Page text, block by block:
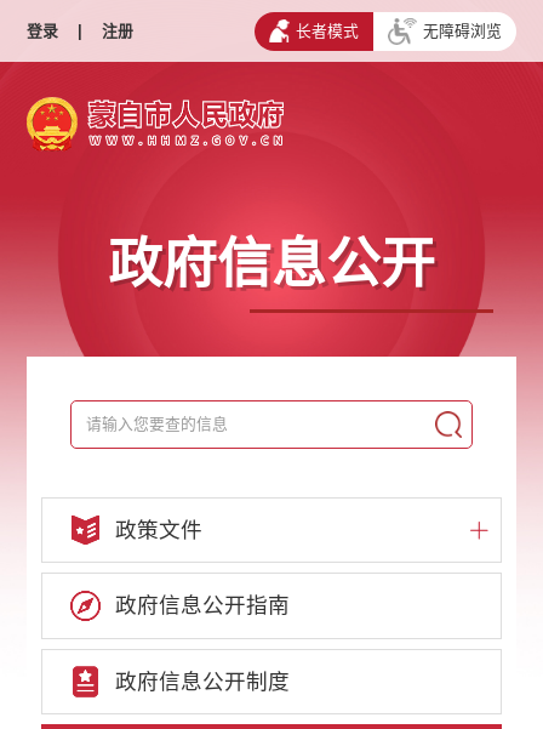
登录 | 注册 长者模式 无障碍浏览
政府信息公开
政策文件
政府信息公开指南
政府信息公开制度